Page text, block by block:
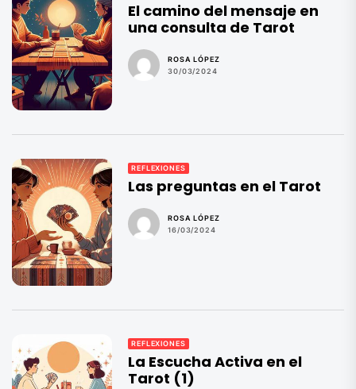
El camino del mensaje en
una consulta de Tarot
ROSA LÓPEZ
30/03/2024
REFLEXIONES
Las preguntas en el Tarot
ROSA LÓPEZ
16/03/2024
REFLEXIONES
La Escucha Activa en el
Tarot (1)